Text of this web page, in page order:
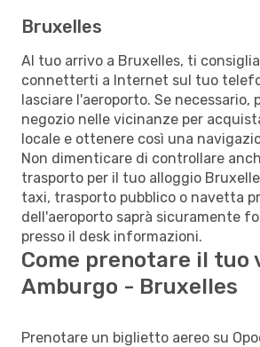
Bruxelles
Al tuo arrivo a Bruxelles, ti
connetterti a Internet sul tuo
lasciare l'aeroporto. Se necessario,
negozio nelle vicinanze per
locale e ottenere così una
Non dimenticare di controllare
trasporto per il tuo alloggio
taxi, trasporto pubblico o navetta
dell'aeroporto saprà sicuramente
presso il desk informazioni.
Come prenotare il tuo
Amburgo - Bruxelles
Prenotare un biglietto aereo su